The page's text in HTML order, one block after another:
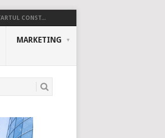
CONST...
MARKETING